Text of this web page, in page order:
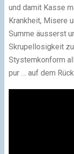
und damit Kasse
Krankheit, Misere
Summe äusserst
Skrupellosigkeit
Stystemkonform
pur … auf dem